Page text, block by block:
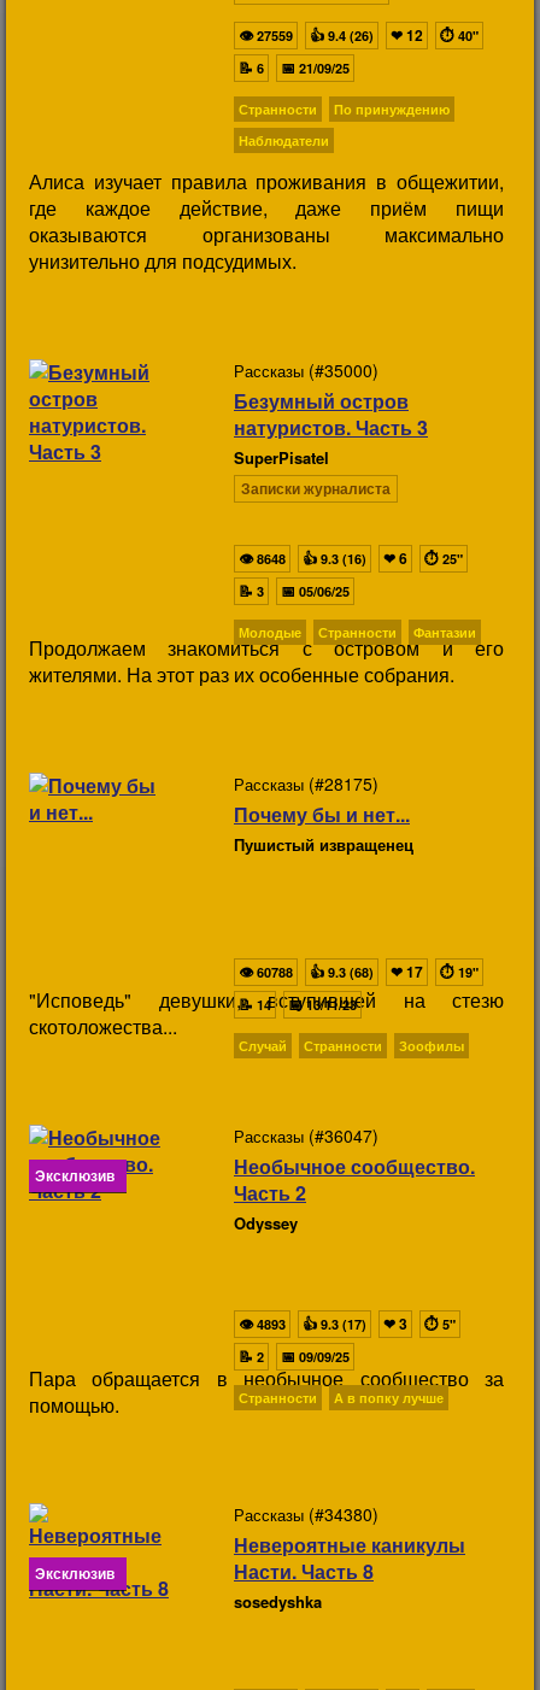
Алиса изучает правила проживания в общежитии,
где каждое действие, даже приём пищи
оказываются организованы максимально
унизительно для подсудимых.
👁27559 👍 9.4 (26) ❤12 ⏱ 40"
📝 6 📅 21/09/25
Странности
По принуждению
Наблюдатели
Рассказы (#35000)
Безумный остров
натуристов. Часть 3
SuperPisatel
Записки журналиста
Продолжаем знакомиться с островом и его
жителями. На этот раз их особенные собрания.
👁8648 👍 9.3 (16) ❤6 ⏱ 25"
📝 3 📅 05/06/25
Молодые Странности Фантазии
Рассказы (#28175)
Почему бы и нет...
Пушистый извращенец
"Исповедь" девушки, вступившей на стезю
скотоложества...
👁60788 👍 9.3 (68) ❤17 ⏱ 19"
📝 14 📅13/11/23
Случай Странности Зоофилы
Эксклюзив
Рассказы (#36047)
Необычное сообщество.
Часть 2
Odyssey
Пара обращается в необычное сообщество за
помощью.
👁4893 👍 9.3 (17) ❤3 ⏱ 5"
📝 2 📅 09/09/25
Странности А в попку лучше
Эксклюзив
Рассказы (#34380)
Невероятные каникулы
Насти. Часть 8
sosedyshka